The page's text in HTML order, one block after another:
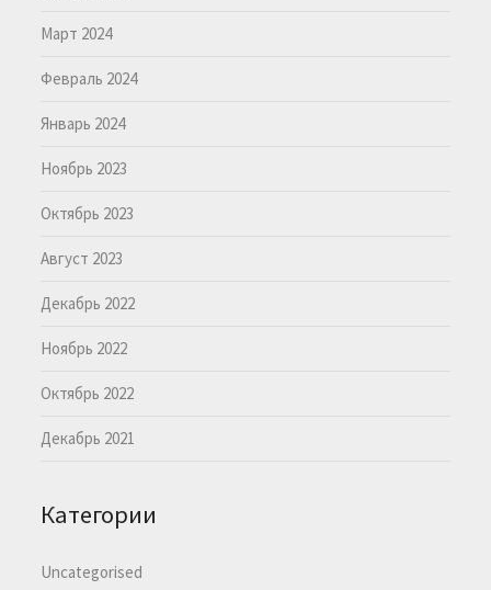
Март 2024
Февраль 2024
Январь 2024
Ноябрь 2023
Октябрь 2023
Август 2023
Декабрь 2022
Ноябрь 2022
Октябрь 2022
Декабрь 2021
Категории
Uncategorised